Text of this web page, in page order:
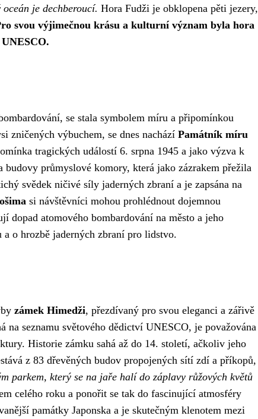
je dechberoucí. Hora Fudži je obklopena pěti jezery,
svou výjimečnou krásu a kulturní význam byla hora
se stala symbolem míru a připomínkou
zničených výbuchem, se dnes nachází Památník míru
tragických událostí 6. srpna 1945 a jako výzva k
budovy průmyslové komory, která jako zázrakem přežila
svědek ničivé síly jaderných zbraní a je zapsána na
si návštěvníci mohou prohlédnout dojemnou
dopad atomového bombardování na město a jeho
o hrozbě jaderných zbraní pro lidstvo.
zámek Himedži, přezdívaný pro svou eleganci a zářivě
na seznamu světového dědictví UNESCO, je považována
Historie zámku sahá až do 14. století, ačkoliv jeho
z 83 dřevěných budov propojených sítí zdí a příkopů,
parkem, který se na jaře halí do záplavy růžových květů
celého roku a ponořit se tak do fascinující atmosféry
památky Japonska a je skutečným klenotem mezi